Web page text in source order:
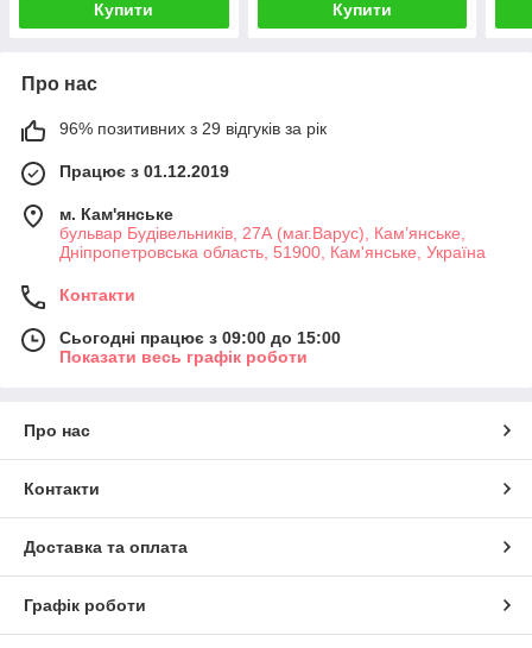
Купити Купити
Про нас
96% позитивних з 29 відгуків за рік
Працює з 01.12.2019
м. Кам'янське
бульвар Будівельників, 27А (маг.Варус), Кам’янське,
Дніпропетровська область, 51900, Кам'янське, Україна
Контакти
Сьогодні працює з 09:00 до 15:00
Показати весь графік роботи
Про нас
Контакти
Доставка та оплата
Графік роботи